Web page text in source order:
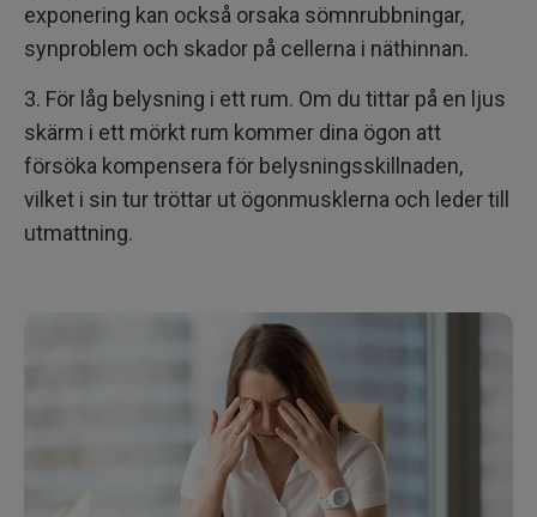
exponering kan också orsaka sömnrubbningar,
synproblem och skador på cellerna i näthinnan.
3. För låg belysning i ett rum. Om du tittar på en ljus
skärm i ett mörkt rum kommer dina ögon att
försöka kompensera för belysningsskillnaden,
vilket i sin tur tröttar ut ögonmusklerna och leder till
utmattning.